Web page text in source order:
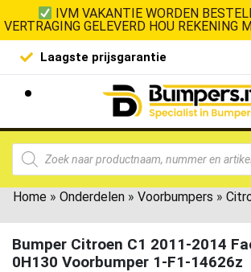
IVM VAKANTIE WORDEN
VERTRAGING GELEVERD HOU REKENING
Laagste prijsgarantie
Home » Onderdelen » Voorbumpers »
Bumper Citroen C1 2011-2014
0H130 Voorbumper 1-F1-14626z